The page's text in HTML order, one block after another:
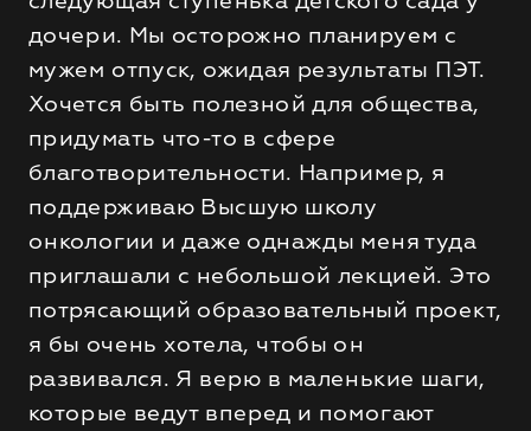
дочери. Мы осторожно планируем с
мужем отпуск, ожидая результаты ПЭТ.
Хочется быть полезной для общества,
придумать что-то в сфере
благотворительности. Например, я
поддерживаю Высшую школу
онкологии и даже однажды меня туда
приглашали с небольшой лекцией. Это
потрясающий образовательный проект,
я бы очень хотела, чтобы он
развивался. Я верю в маленькие шаги,
которые ведут вперед и помогают